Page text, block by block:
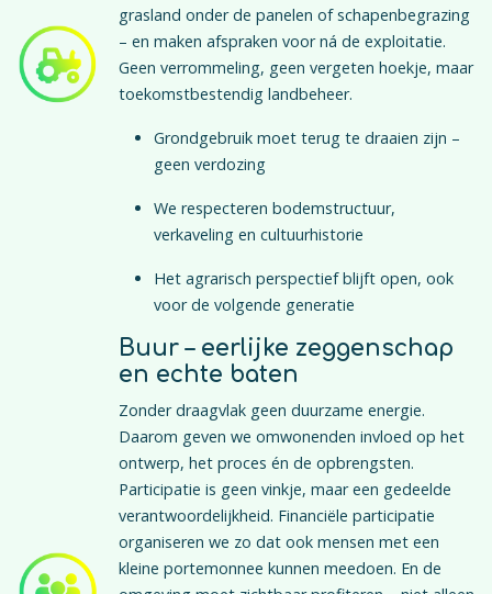
grasland onder de panelen of schapenbegrazing
– en maken afspraken voor ná de exploitatie.
Geen verrommeling, geen vergeten hoekje, maar
toekomstbestendig landbeheer.
Grondgebruik moet terug te draaien zijn –
geen verdozing
We respecteren bodemstructuur,
verkaveling en cultuurhistorie
Het agrarisch perspectief blijft open, ook
voor de volgende generatie
Buur – eerlijke zeggenschap
en echte baten
Zonder draagvlak geen duurzame energie.
Daarom geven we omwonenden invloed op het
ontwerp, het proces én de opbrengsten.
Participatie is geen vinkje, maar een gedeelde
verantwoordelijkheid. Financiële participatie
organiseren we zo dat ook mensen met een
kleine portemonnee kunnen meedoen. En de